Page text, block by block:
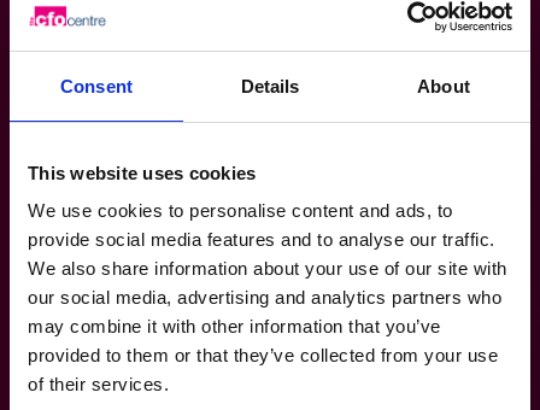
Consent Details About
This website uses cookies
We use cookies to personalise content and ads, to
provide social media features and to analyse our traffic.
We also share information about your use of our site with
our social media, advertising and analytics partners who
may combine it with other information that you’ve
provided to them or that they’ve collected from your use
of their services.
Comment savoir si j’ai vraiment besoin
S’agit-il d’un engagement à long terme?
En combien de temps The CFO Centre
peut-il mettre en place un CFO
fractionnaire?
Cela remplacera-t-il mon chef des